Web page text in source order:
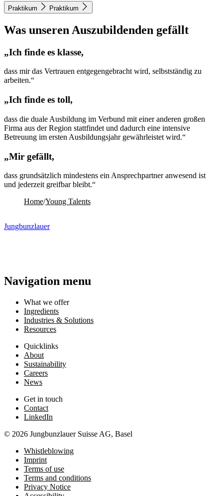
Praktikum Praktikum
Was unseren Auszubildenden gefällt
„Ich finde es klasse,
dass mir das Vertrauen entgegengebracht wird, selbstständig zu
arbeiten.“
„Ich finde es toll,
dass die duale Ausbildung im Verbund mit einer anderen großen
Firma aus der Region stattfindet und dadurch eine intensive
Betreuung im ersten Ausbildungsjahr gewährleistet wird.“
„Mir gefällt,
dass grundsätzlich mindestens ein Ansprechpartner anwesend ist
und jederzeit greifbar bleibt.“
Home/Young Talents
Jungbunzlauer
Navigation menu
What we offer
Ingredients
Industries & Solutions
Resources
Quicklinks
About
Sustainability
Careers
News
Get in touch
Contact
LinkedIn
© 2026 Jungbunzlauer Suisse AG, Basel
Whistleblowing
Imprint
Terms of use
Terms and conditions
Privacy Notice